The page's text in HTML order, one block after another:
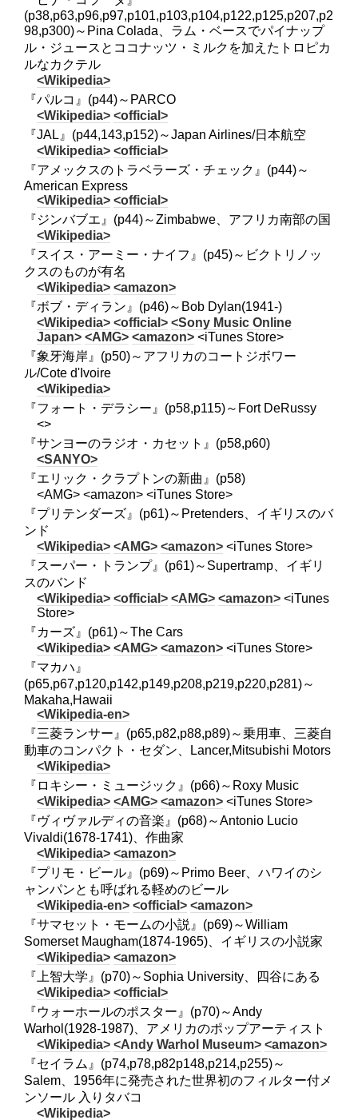
(p38,p63,p96,p97,p101,p103,p104,p122,p125,p207,p2
98,p300)～Pina Colada、ラム・ベースでパイナップ
ル・ジュースとココナッツ・ミルクを加えたトロピカ
ルなカクテル
<Wikipedia>
『パルコ』(p44)～PARCO
<Wikipedia> <official>
『JAL』(p44,143,p152)～Japan Airlines/日本航空
<Wikipedia> <official>
『アメックスのトラベラーズ・チェック』(p44)～
American Express
<Wikipedia> <official>
『ジンバブエ』(p44)～Zimbabwe、アフリカ南部の国
<Wikipedia>
『スイス・アーミー・ナイフ』(p45)～ビクトリノッ
クスのものが有名
<Wikipedia> <amazon>
『ボブ・ディラン』(p46)～Bob Dylan(1941-)
<Wikipedia> <official> <Sony Music Online
Japan> <AMG> <amazon> <iTunes Store>
『象牙海岸』(p50)～アフリカのコートジボワー
ル/Cote d'Ivoire
<Wikipedia>
『フォート・デラシー』(p58,p115)～Fort DeRussy
<>
『サンヨーのラジオ・カセット』(p58,p60)
<SANYO>
『エリック・クラプトンの新曲』(p58)
<AMG> <amazon> <iTunes Store>
『プリテンダーズ』(p61)～Pretenders、イギリスのバ
ンド
<Wikipedia> <AMG> <amazon> <iTunes Store>
『スーパー・トランプ』(p61)～Supertramp、イギリ
スのバンド
<Wikipedia> <official> <AMG> <amazon> <iTunes
Store>
『カーズ』(p61)～The Cars
<Wikipedia> <AMG> <amazon> <iTunes Store>
『マカハ』
(p65,p67,p120,p142,p149,p208,p219,p220,p281)～
Makaha,Hawaii
<Wikipedia-en>
『三菱ランサー』(p65,p82,p88,p89)～乗用車、三菱自
動車のコンパクト・セダン、Lancer,Mitsubishi Motors
<Wikipedia>
『ロキシー・ミュージック』(p66)～Roxy Music
<Wikipedia> <AMG> <amazon> <iTunes Store>
『ヴィヴァルディの音楽』(p68)～Antonio Lucio
Vivaldi(1678-1741)、作曲家
<Wikipedia> <amazon>
『プリモ・ビール』(p69)～Primo Beer、ハワイのシ
ャンパンとも呼ばれる軽めのビール
<Wikipedia-en> <official> <amazon>
『サマセット・モームの小説』(p69)～William
Somerset Maugham(1874-1965)、イギリスの小説家
<Wikipedia> <amazon>
『上智大学』(p70)～Sophia University、四谷にある
<Wikipedia> <official>
『ウォーホールのポスター』(p70)～Andy
Warhol(1928-1987)、アメリカのポップアーティスト
<Wikipedia> <Andy Warhol Museum> <amazon>
『セイラム』(p74,p78,p82p148,p214,p255)～
Salem、1956年に発売された世界初のフィルター付メ
ンソール 入りタバコ
<Wikipedia>